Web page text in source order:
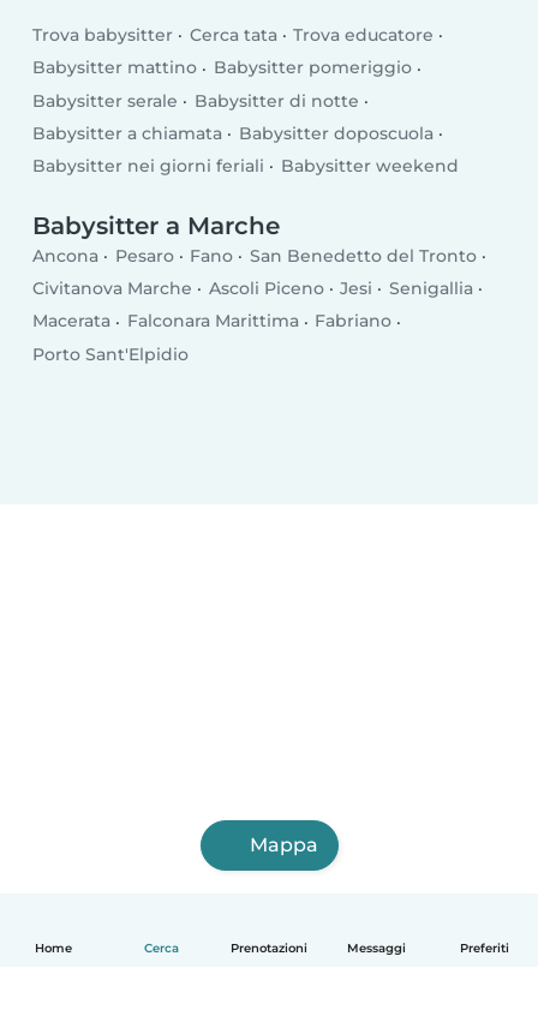
Home Cerca Prenotazioni Messaggi Preferiti
Trova babysitter Cerca tata
Trova educatore
Babysitter mattino
Babysitter pomeriggio
Babysitter serale
Babysitter di notte
Babysitter a chiamata
Babysitter doposcuola
Babysitter nei giorni feriali
Babysitter weekend
Babysitter a Marche
Ancona Pesaro Fano
San Benedetto del Tronto
Civitanova Marche
Ascoli Piceno Jesi
Senigallia
Macerata
Falconara Marittima
Fabriano
Porto Sant'Elpidio
Mappa